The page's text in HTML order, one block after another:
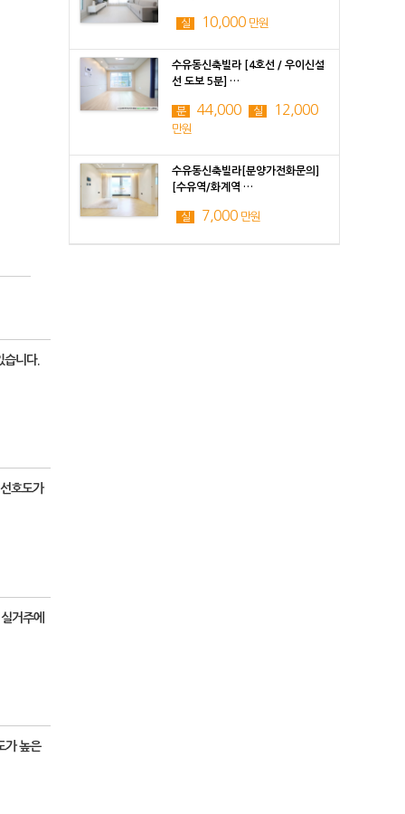
습니다.
호도가
거주에
가 높은
실 10,000 만원
수유동신축빌라 [4호선 / 우이신설
선 도보 5분] …
분 44,000 실 12,000
만원
수유동신축빌라[분양가전화문의]
[수유역/화계역 …
실 7,000 만원